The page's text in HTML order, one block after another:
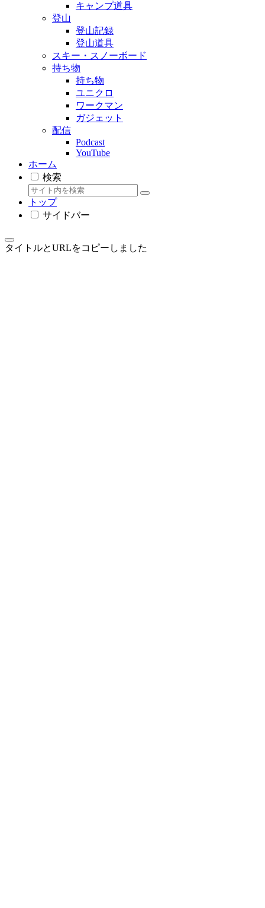
キャンプ道具
登山
登山記録
登山道具
スキー・スノーボード
持ち物
持ち物
ユニクロ
ワークマン
ガジェット
配信
Podcast
YouTube
ホーム
検索
トップ
サイドバー
タイトルとURLをコピーしました